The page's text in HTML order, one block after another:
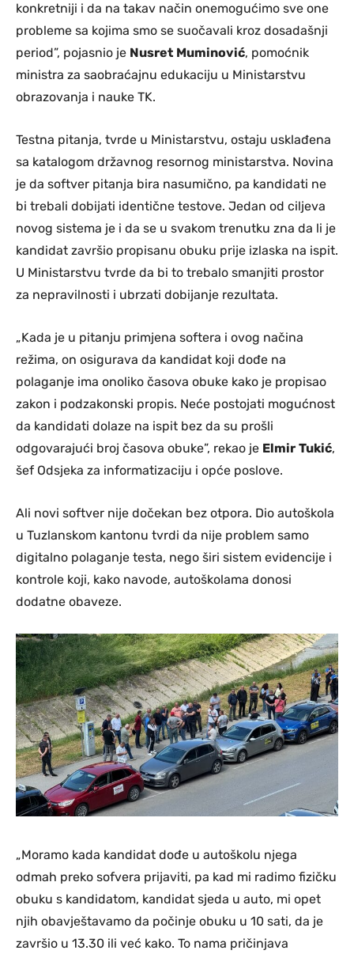
konkretniji i da na takav način onemogućimo sve one
probleme sa kojima smo se suočavali kroz dosadašnji
period”, pojasnio je Nusret Muminović, pomoćnik
ministra za saobraćajnu edukaciju u Ministarstvu
obrazovanja i nauke TK.
Testna pitanja, tvrde u Ministarstvu, ostaju usklađena
sa katalogom državnog resornog ministarstva. Novina
je da softver pitanja bira nasumično, pa kandidati ne
bi trebali dobijati identične testove. Jedan od ciljeva
novog sistema je i da se u svakom trenutku zna da li je
kandidat završio propisanu obuku prije izlaska na ispit.
U Ministarstvu tvrde da bi to trebalo smanjiti prostor
za nepravilnosti i ubrzati dobijanje rezultata.
„Kada je u pitanju primjena softera i ovog načina
režima, on osigurava da kandidat koji dođe na
polaganje ima onoliko časova obuke kako je propisao
zakon i podzakonski propis. Neće postojati mogućnost
da kandidati dolaze na ispit bez da su prošli
odgovarajući broj časova obuke”, rekao je Elmir Tukić,
šef Odsjeka za informatizaciju i opće poslove.
Ali novi softver nije dočekan bez otpora. Dio autoškola
u Tuzlanskom kantonu tvrdi da nije problem samo
digitalno polaganje testa, nego širi sistem evidencije i
kontrole koji, kako navode, autoškolama donosi
dodatne obaveze.
„Moramo kada kandidat dođe u autoškolu njega
odmah preko sofvera prijaviti, pa kad mi radimo fizičku
obuku s kandidatom, kandidat sjeda u auto, mi opet
njih obavještavamo da počinje obuku u 10 sati, da je
završio u 13.30 ili već kako. To nama pričinjava